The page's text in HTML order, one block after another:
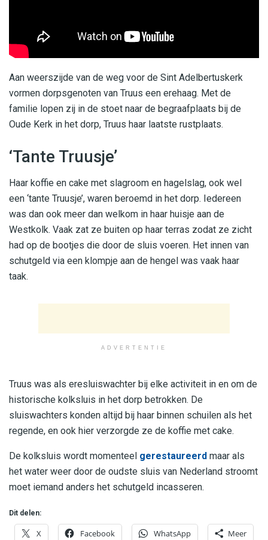
Aan weerszijde van de weg voor de Sint Adelbertuskerk
vormen dorpsgenoten van Truus een erehaag. Met de
familie lopen zij in de stoet naar de begraafplaats bij de
Oude Kerk in het dorp, Truus haar laatste rustplaats.
‘Tante Truusje’
Haar koffie en cake met slagroom en hagelslag, ook wel
een ‘tante Truusje’, waren beroemd in het dorp. Iedereen
was dan ook meer dan welkom in haar huisje aan de
Westkolk. Vaak zat ze buiten op haar terras zodat ze zicht
had op de bootjes die door de sluis voeren. Het innen van
schutgeld via een klompje aan de hengel was vaak haar
taak.
ADVERTENTIE
Truus was als eresluiswachter bij elke activiteit in en om de
historische kolksluis in het dorp betrokken. De
sluiswachters konden altijd bij haar binnen schuilen als het
regende, en ook hier verzorgde ze de koffie met cake.
De kolksluis wordt momenteel gerestaureerd maar als
het water weer door de oudste sluis van Nederland stroomt
moet iemand anders het schutgeld incasseren.
Dit delen:
X Facebook WhatsApp Meer